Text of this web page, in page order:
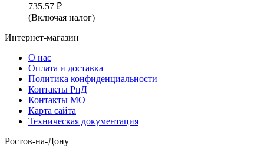
735.57 ₽
(Включая налог)
Интернет-магазин
О нас
Оплата и доставка
Политика конфиденциальности
Контакты РнД
Контакты МО
Карта сайта
Техническая документация
Ростов-на-Дону